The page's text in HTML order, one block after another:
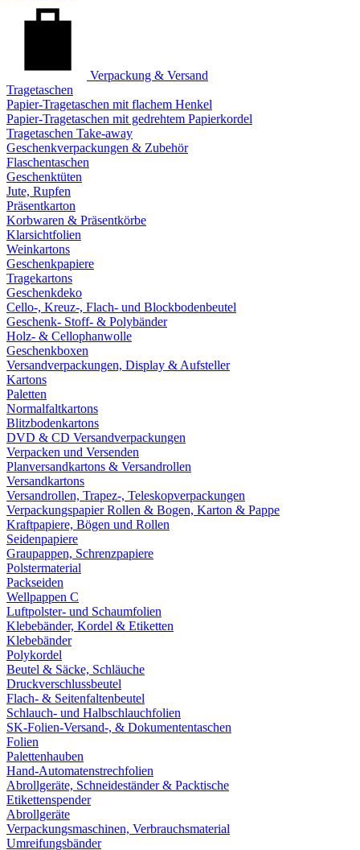
Verpackung & Versand
Tragetaschen
Papier-Tragetaschen mit flachem Henkel
Papier-Tragetaschen mit gedrehtem Papierkordel
Tragetaschen Take-away
Geschenkverpackungen & Zubehör
Flaschentaschen
Geschenktüten
Jute, Rupfen
Präsentkarton
Korbwaren & Präsentkörbe
Klarsichtfolien
Weinkartons
Geschenkpapiere
Tragekartons
Geschenkdeko
Cello-, Kreuz-, Flach- und Blockbodenbeutel
Geschenk- Stoff- & Polybänder
Holz- & Cellophanwolle
Geschenkboxen
Versandverpackungen, Display & Aufsteller
Kartons
Paletten
Normalfaltkartons
Blitzbodenkartons
DVD & CD Versandverpackungen
Verpacken und Versenden
Planversandkartons & Versandrollen
Versandkartons
Versandrollen, Trapez-, Teleskopverpackungen
Verpackungspapier Rollen & Bogen, Karton & Pappe
Kraftpapiere, Bögen und Rollen
Seidenpapiere
Graupappen, Schrenzpapiere
Polstermaterial
Packseiden
Wellpappen C
Luftpolster- und Schaumfolien
Klebebänder, Kordel & Etiketten
Klebebänder
Polykordel
Beutel & Säcke, Schläuche
Druckverschlussbeutel
Flach- & Seitenfaltenbeutel
Schlauch- und Halbschlauchfolien
SK-Folien-Versand-, & Dokumententaschen
Folien
Palettenhauben
Hand-Automatenstrechfolien
Abrollgeräte, Schneideständer & Packtische
Etikettenspender
Abrollgeräte
Verpackungsmaschinen, Verbrauchsmaterial
Umreifungsbänder